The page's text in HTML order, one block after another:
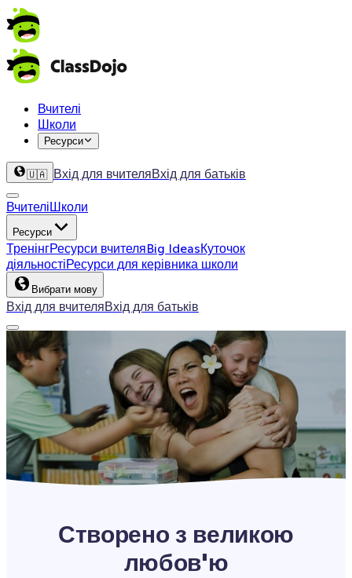
Вчителі
Школи
Ресурси
🇺🇦 Вхід для вчителяВхід для батьків
ВчителіШколи
Ресурси
ТренінгРесурси вчителяBig IdeasКуточок
діяльностіРесурси для керівника школи
Вибрати мову
Вхід для вчителяВхід для батьків
Створено з великою
любов'ю